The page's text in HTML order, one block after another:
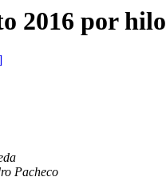
2016 por hilo
Pacheco